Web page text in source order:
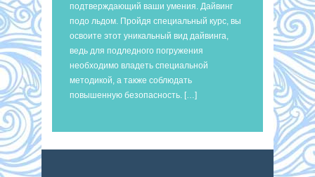
подтверждающий ваши умения. Дайвинг
подо льдом. Пройдя специальный курс, вы
освоите этот уникальный вид дайвинга,
ведь для подледного погружения
необходимо владеть специальной
методикой, а также соблюдать
повышенную безопасность. […]